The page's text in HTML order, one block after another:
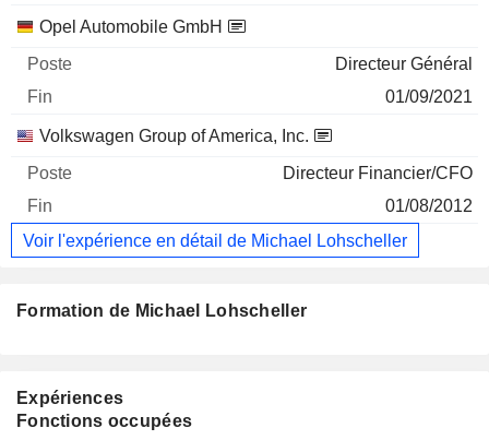
Opel Automobile GmbH
Directeur Général
01/09/2021
Volkswagen Group of America, Inc.
Directeur Financier/CFO
01/08/2012
Voir l'expérience en détail de Michael Lohscheller
Formation de Michael Lohscheller
Expériences
Fonctions occupées